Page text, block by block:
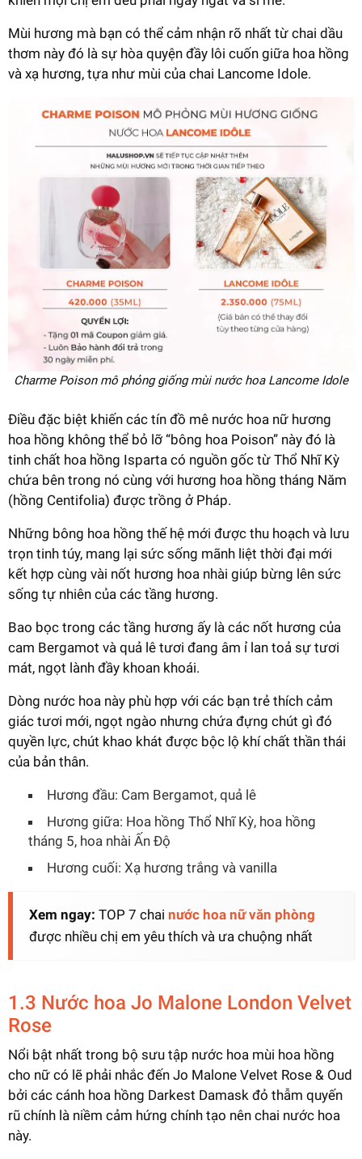
Mùi hương mà bạn có thể cảm nhận rõ nhất từ chai dầu
thơm này đó là sự hòa quyện đầy lôi cuốn giữa hoa hồng
và xạ hương, tựa như mùi của chai Lancome Idole.
Charme Poison mô phỏng giống mùi nước hoa Lancome Idole
Điều đặc biệt khiến các tín đồ mê nước hoa nữ hương
hoa hồng không thể bỏ lỡ “bông hoa Poison” này đó là
tinh chất hoa hồng Isparta có nguồn gốc từ Thổ Nhĩ Kỳ
chứa bên trong nó cùng với hương hoa hồng tháng Năm
(hồng Centifolia) được trồng ở Pháp.
Những bông hoa hồng thế hệ mới được thu hoạch và lưu
trọn tinh túy, mang lại sức sống mãnh liệt thời đại mới
kết hợp cùng vài nốt hương hoa nhài giúp bừng lên sức
sống tự nhiên của các tầng hương.
Bao bọc trong các tầng hương ấy là các nốt hương của
cam Bergamot và quả lê tươi đang âm ỉ lan toả sự tươi
mát, ngọt lành đầy khoan khoái.
Dòng nước hoa này phù hợp với các bạn trẻ thích cảm
giác tươi mới, ngọt ngào nhưng chứa đựng chút gì đó
quyền lực, chút khao khát được bộc lộ khí chất thần thái
của bản thân.
Hương đầu: Cam Bergamot, quả lê
Hương giữa: Hoa hồng Thổ Nhĩ Kỳ, hoa hồng
tháng 5, hoa nhài Ấn Độ
Hương cuối: Xạ hương trắng và vanilla
Xem ngay: TOP 7 chai nước hoa nữ văn phòng
được nhiều chị em yêu thích và ưa chuộng nhất
1.3 Nước hoa Jo Malone London Velvet
Rose
Nổi bật nhất trong bộ sưu tập nước hoa mùi hoa hồng
cho nữ có lẽ phải nhắc đến Jo Malone Velvet Rose & Oud
bởi các cánh hoa hồng Darkest Damask đỏ thẫm quyến
rũ chính là niềm cảm hứng chính tạo nên chai nước hoa
này.